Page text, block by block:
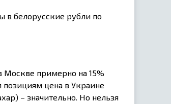
в белорусские рубли по
Москве примерно на 15%
позициям цена в Украине
– значительно. Но нельзя